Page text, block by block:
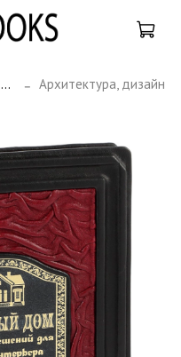
... Архитектура, дизайн